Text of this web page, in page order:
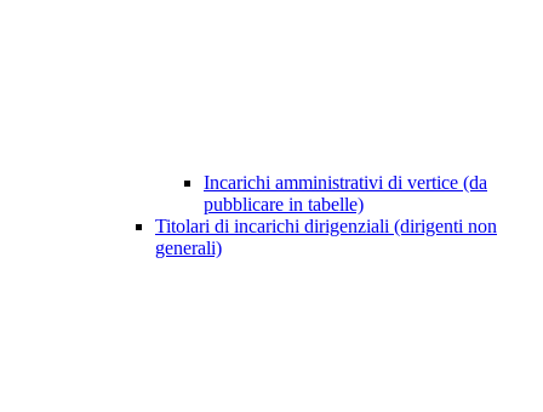
Incarichi amministrativi di vertice (da
pubblicare in tabelle)
Titolari di incarichi dirigenziali (dirigenti non
generali)